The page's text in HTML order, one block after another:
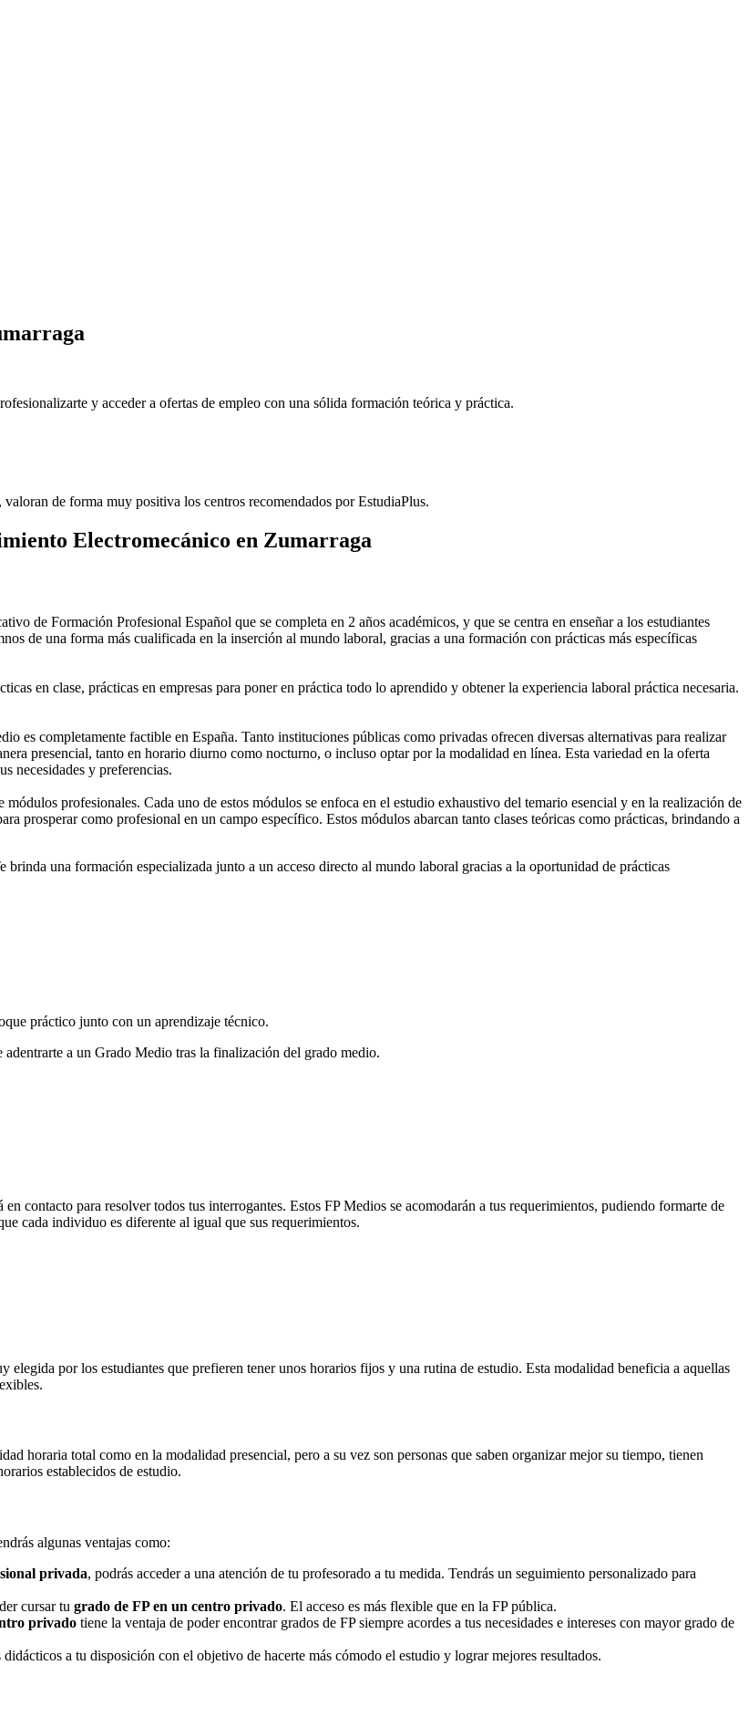
y acceder a ofertas de empleo con una sólida formación teórica y práctica.
de forma muy positiva los centros recomendados por EstudiaPlus.
Electromecánico en Zumarraga
de Formación Profesional Español que se completa en 2 años académicos, y que se centra en enseñar a los estudiantes
de una forma más cualificada en la inserción al mundo laboral, gracias a una formación con prácticas más específicas
en clase, prácticas en empresas para poner en práctica todo lo aprendido y obtener la experiencia laboral práctica necesaria.
es completamente factible en España. Tanto instituciones públicas como privadas ofrecen diversas alternativas para realizar
presencial, tanto en horario diurno como nocturno, o incluso optar por la modalidad en línea. Esta variedad en la oferta
necesidades y preferencias.
profesionales. Cada uno de estos módulos se enfoca en el estudio exhaustivo del temario esencial y en la realización de
prosperar como profesional en un campo específico. Estos módulos abarcan tanto clases teóricas como prácticas, brindando a
una formación especializada junto a un acceso directo al mundo laboral gracias a la oportunidad de prácticas
práctico junto con un aprendizaje técnico.
a un Grado Medio tras la finalización del grado medio.
en contacto para resolver todos tus interrogantes. Estos FP Medios se acomodarán a tus requerimientos, pudiendo formarte de
cada individuo es diferente al igual que sus requerimientos.
por los estudiantes que prefieren tener unos horarios fijos y una rutina de estudio. Esta modalidad beneficia a aquellas
horaria total como en la modalidad presencial, pero a su vez son personas que saben organizar mejor su tiempo, tienen
establecidos de estudio.
algunas ventajas como:
privada, podrás acceder a una atención de tu profesorado a tu medida. Tendrás un seguimiento personalizado para
cursar tu grado de FP en un centro privado. El acceso es más flexible que en la FP pública.
privado tiene la ventaja de poder encontrar grados de FP siempre acordes a tus necesidades e intereses con mayor grado de
a tu disposición con el objetivo de hacerte más cómodo el estudio y lograr mejores resultados.